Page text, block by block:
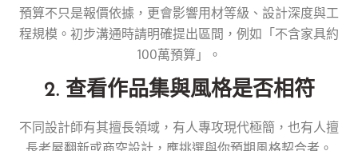
預算不只是報價依據，更會影響用材等級、設計深度與工
程規模。初步溝通時請明確提出區間，例如「不含家具約
100萬預算」。
2. 查看作品集與風格是否相符
不同設計師有其擅長領域，有人專攻現代極簡，也有人擅